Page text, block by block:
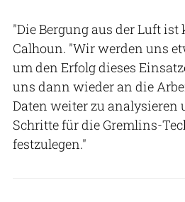
"Die Bergung aus der Luft ist
Calhoun. "Wir werden uns
um den Erfolg dieses
uns dann wieder an die
Daten weiter zu analysieren
Schritte für die Gremlins-
festzulegen."